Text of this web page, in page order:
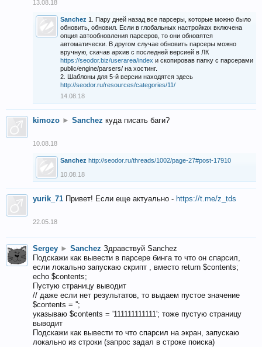
13.08.18
Sanchez 1. Пару дней назад все парсеры, которые можно было
обновить, обновил. Если в глобальных настройках включена
опция автообновления парсеров, то они обновятся
автоматически. В другом случае обновить парсеры можно
вручную, скачав архив с последней версией в ЛК
https://seodor.biz/userarea/index и скопировав папку с парсерами
public/engine/parsers/ на хостинг.
2. Шаблоны для 5-й версии находятся здесь
http://seodor.ru/resources/categories/11/
14.08.18
kimozo ► Sanchez куда писать баги?
10.08.18
Sanchez http://seodor.ru/threads/1002/page-27#post-17910
10.08.18
yurik_71 Привет! Если еще актуально - https://t.me/z_tds
22.05.18
Sergey ► Sanchez Здравствуй Sanchez
Подскажи как вывести в парсере бинга то что он спарсил,
если локально запускаю скрипт , вместо return $contents;
echo $contents;
Пустую страницу выводит
// даже если нет результатов, то выдаем пустое значение
$contents = '';
указываю $contents = '111111111111'; тоже пустую страницу
выводит
Подскажи как вывести то что спарсил на экран, запускаю
локально из строки (запрос задал в строке поиска)